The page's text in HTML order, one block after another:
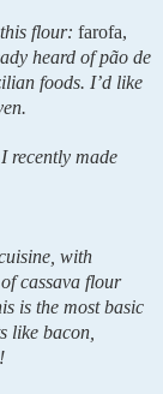
flour: farofa,
heard of pão de
foods. I’d like
recently made
with
cassava flour
is the most basic
like bacon,